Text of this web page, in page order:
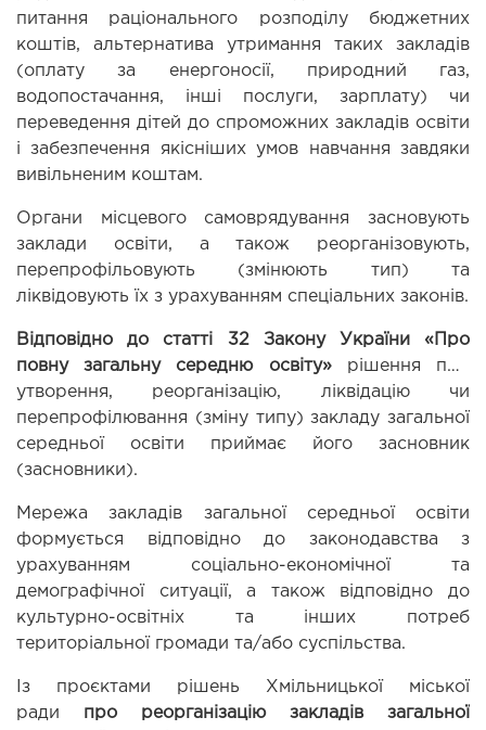
питання раціонального розподілу бюджетних
коштів, альтернатива утримання таких закладів
(оплату за енергоносії, природний газ,
водопостачання, інші послуги, зарплату) чи
переведення дітей до спроможних закладів освіти
і забезпечення якісніших умов навчання завдяки
вивільненим коштам.
Органи місцевого самоврядування засновують
заклади освіти, а також реорганізовують,
перепрофільовують (змінюють тип) та
ліквідовують їх з урахуванням спеціальних законів.
Відповідно до статті 32 Закону України «Про
повну загальну середню освіту» рішення про
утворення, реорганізацію, ліквідацію чи
перепрофілювання (зміну типу) закладу загальної
середньої освіти приймає його засновник
(засновники).
Мережа закладів загальної середньої освіти
формується відповідно до законодавства з
урахуванням соціально-економічної та
демографічної ситуації, а також відповідно до
культурно-освітніх та інших потреб
територіальної громади та/або суспільства.
Із проєктами рішень Хмільницької міської
ради про реорганізацію закладів загальної